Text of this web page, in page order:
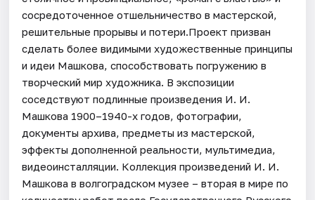
сосредоточенное отшельничество в мастерской,
решительные прорывы и потери.Проект призван
сделать более видимыми художественные принципы
и идеи Машкова, способствовать погружению в
творческий мир художника. В экспозиции
соседствуют подлинные произведения И. И.
Машкова 1900–1940-х годов, фотографии,
документы архива, предметы из мастерской,
эффекты дополненной реальности, мультимедиа,
видеоинсталляции. Коллекция произведений И. И.
Машкова в волгоградском музее – вторая в мире по